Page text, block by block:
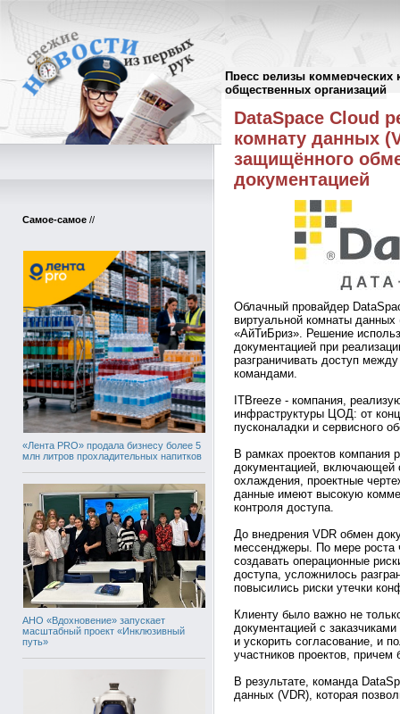
Пресс релизы коммерческих
общественных организаций
Самое-самое //
«Лента PRO» продала бизнесу более 5
млн литров прохладительных напитков
АНО «Вдохновение» запускает
масштабный проект «Инклюзивный
путь»
Пресс-релизы//
DataSpace Cloud
комнату данных
защищённого
документацией
Облачный провайдер
виртуальной комнаты
«АйТиБриз». Решение
документацией при
разграничивать доступ
командами.
ITBreeze - компания,
инфраструктуры ЦОД: от
пусконаладки и сервисного
В рамках проектов компания
документацией, включающей
охлаждения, проектные
данные имеют высокую
контроля доступа.
До внедрения VDR обмен
мессенджеры. По мере роста
создавать операционные
доступа, усложнилось
повысились риски утечки
Клиенту было важно не
документацией с
и ускорить согласование, и
участников проектов,
В результате, команда
данных (VDR), которая